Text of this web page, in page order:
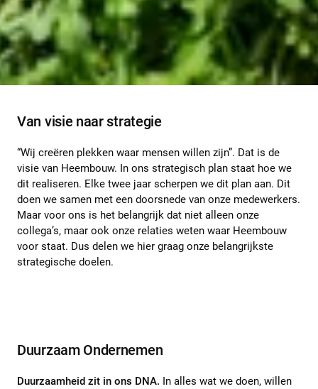
Van visie naar strategie
“Wij creëren plekken waar mensen willen zijn”. Dat is de
visie van Heembouw. In ons strategisch plan staat hoe we
dit realiseren. Elke twee jaar scherpen we dit plan aan. Dit
doen we samen met een doorsnede van onze medewerkers.
Maar voor ons is het belangrijk dat niet alleen onze
collega’s, maar ook onze relaties weten waar Heembouw
voor staat. Dus delen we hier graag onze belangrijkste
strategische doelen.
Duurzaam Ondernemen
Duurzaamheid zit in ons DNA. In alles wat we doen, willen